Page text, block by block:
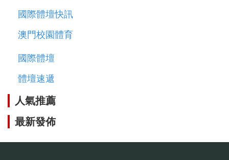
國際體壇快訊
澳門校園體育
國際體壇
體壇速遞
人氣推薦
最新發佈